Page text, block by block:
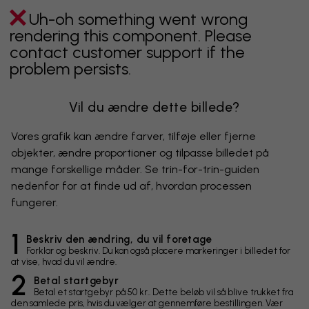
Uh-oh something went wrong
rendering this component. Please
contact customer support if the
problem persists.
Vil du ændre dette billede?
Vores grafik kan ændre farver, tilføje eller fjerne
objekter, ændre proportioner og tilpasse billedet på
mange forskellige måder. Se trin-for-trin-guiden
nedenfor for at finde ud af, hvordan processen
fungerer.
1 Beskriv den ændring, du vil foretage
Forklar og beskriv. Du kan også placere markeringer i billedet for
at vise, hvad du vil ændre.
2 Betal startgebyr
Betal et startgebyr på 50 kr.. Dette beløb vil så blive trukket fra
den samlede pris, hvis du vælger at gennemføre bestillingen. Vær